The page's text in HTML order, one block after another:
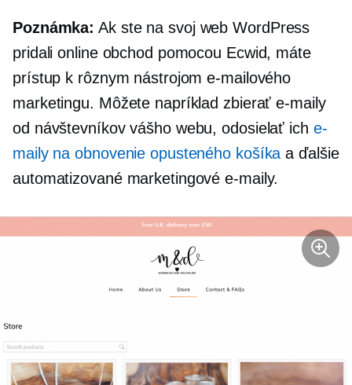
Poznámka: Ak ste na svoj web WordPress
pridali online obchod pomocou Ecwid, máte
prístup k rôznym nástrojom e-mailového
marketingu. Môžete napríklad zbierať e-maily
od návštevníkov vášho webu, odosielať ich e-
maily na obnovenie opusteného košíka a ďalšie
automatizované marketingové e-maily.